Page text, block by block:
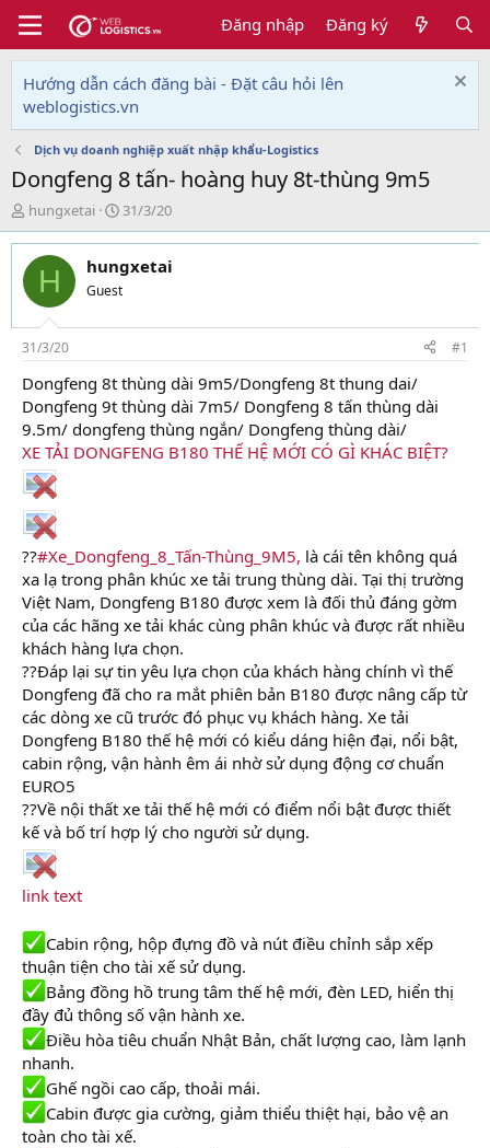
Đăng nhập Đăng ký
Hướng dẫn cách đăng bài - Đặt câu hỏi lên
weblogistics.vn
Dịch vụ doanh nghiệp xuất nhập khẩu-Logistics
Dongfeng 8 tấn- hoàng huy 8t-thùng 9m5
T
h
r
e
d
s
t
a
r
t
e
r
hungxetai
N
g
à
y
g
i
31/3/20
H hungxetai
Guest
31/3/20 #1
Dongfeng 8t thùng dài 9m5/Dongfeng 8t thung dai/
Dongfeng 9t thùng dài 7m5/ Dongfeng 8 tấn thùng dài
9.5m/ dongfeng thùng ngắn/ Dongfeng thùng dài/
XE TẢI DONGFENG B180 THẾ HỆ MỚI CÓ GÌ KHÁC BIỆT?
??#Xe_Dongfeng_8_Tấn-Thùng_9M5, là cái tên không quá
xa lạ trong phân khúc xe tải trung thùng dài. Tại thị trường
Việt Nam, Dongfeng B180 được xem là đối thủ đáng gờm
của các hãng xe tải khác cùng phân khúc và được rất nhiều
khách hàng lựa chọn.
??Đáp lại sự tin yêu lựa chọn của khách hàng chính vì thế
Dongfeng đã cho ra mắt phiên bản B180 được nâng cấp từ
các dòng xe cũ trước đó phục vụ khách hàng. Xe tải
Dongfeng B180 thế hệ mới có kiểu dáng hiện đại, nổi bật,
cabin rộng, vận hành êm ái nhờ sử dụng động cơ chuẩn
EURO5
??Về nội thất xe tải thế hệ mới có điểm nổi bật được thiết
kế và bố trí hợp lý cho người sử dụng.
link text
Cabin rộng, hộp đựng đồ và nút điều chỉnh sắp xếp
thuận tiện cho tài xế sử dụng.
Bảng đồng hồ trung tâm thế hệ mới, đèn LED, hiển thị
đầy đủ thông số vận hành xe.
Điều hòa tiêu chuẩn Nhật Bản, chất lượng cao, làm lạnh
nhanh.
Ghế ngồi cao cấp, thoải mái.
Cabin được gia cường, giảm thiểu thiệt hại, bảo vệ an
toàn cho tài xế.